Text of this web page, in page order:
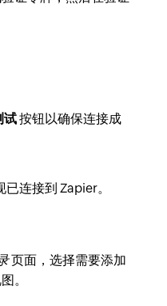
试按钮以确保连接成
连接到 Zapier。
页面，选择需要添加
。